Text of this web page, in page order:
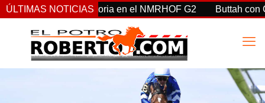
ÚLTIMAS NOTICIAS
hacen historia en el NMRHOF G2 Buttah con